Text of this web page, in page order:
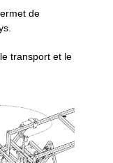
de
transport et le